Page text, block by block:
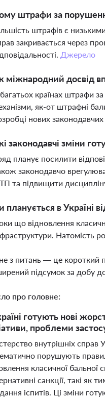
штрафи за
штрафів є
закривається через
Джерело
міжнародний досвід
країнах штрафи
як-от штрафні
нових законодавчих
законодавчі зміни
планує посилити
законодавчо
та підвищити
планується в Україні
що відновлення
Натомість
з питань — це короткий
підсумок за добу
про головне:
готують нові
проблеми
внутрішніх справ
порушують
класичної бальної
санкції, такі як
іспитів. Ці зміни